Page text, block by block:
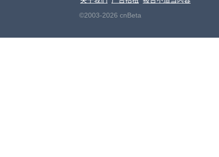
©2003-2026 cnBeta